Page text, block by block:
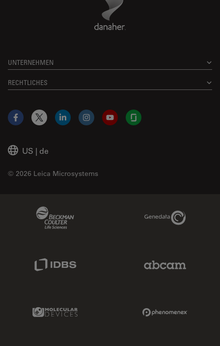
UNTERNEHMEN
RECHTLICHES
US | de
© 2026 Leica Microsystems
Facebook
X LinkedInInstagramYouTubeGlassdoor
Genedata Link
Molecular Devices Link